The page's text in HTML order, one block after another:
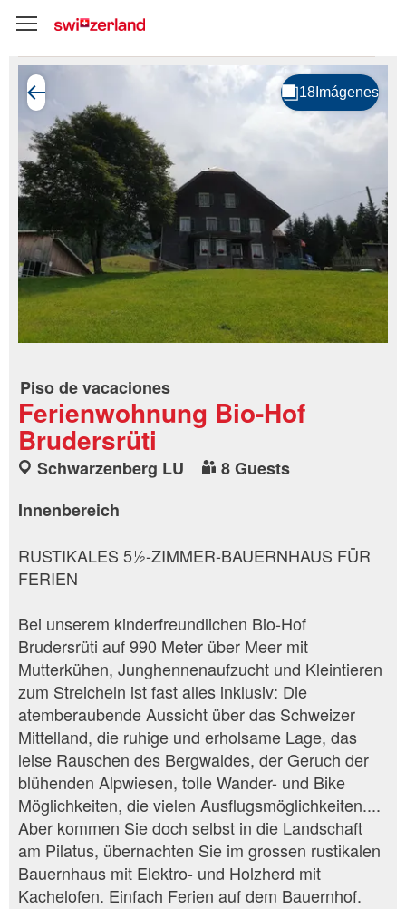
Piso de vacaciones
Ferienwohnung Bio-Hof
Brudersrüti
Schwarzenberg LU
8 Guests
Innenbereich
RUSTIKALES 5½-ZIMMER-BAUERNHAUS FÜR
FERIEN
Bei unserem kinderfreundlichen Bio-Hof
Brudersrüti auf 990 Meter über Meer mit
Mutterkühen, Junghennenaufzucht und Kleintieren
zum Streicheln ist fast alles inklusiv: Die
atemberaubende Aussicht über das Schweizer
Mittelland, die ruhige und erholsame Lage, das
leise Rauschen des Bergwaldes, der Geruch der
blühenden Alpwiesen, tolle Wander- und Bike
Möglichkeiten, die vielen Ausflugsmöglichkeiten....
Aber kommen Sie doch selbst in die Landschaft
am Pilatus, übernachten Sie im grossen rustikalen
Bauernhaus mit Elektro- und Holzherd mit
Kachelofen. Einfach Ferien auf dem Bauernhof.